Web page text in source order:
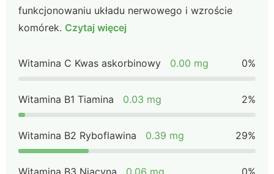
funkcjonowaniu układu nerwowego i wzroście
komórek. Czytaj więcej
Witamina C Kwas askorbinowy 0.00 mg 0%
Witamina B1 Tiamina 0.03 mg 2%
Witamina B2 Ryboflawina 0.39 mg 29%
Witamina B3 Niacyna 0.06 mg 0%